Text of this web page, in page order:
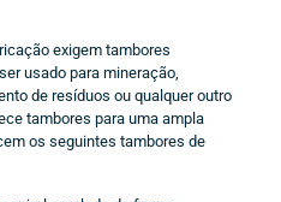
exigem tambores
usado para mineração,
de resíduos ou qualquer outro
tambores para uma ampla
os seguintes tambores de